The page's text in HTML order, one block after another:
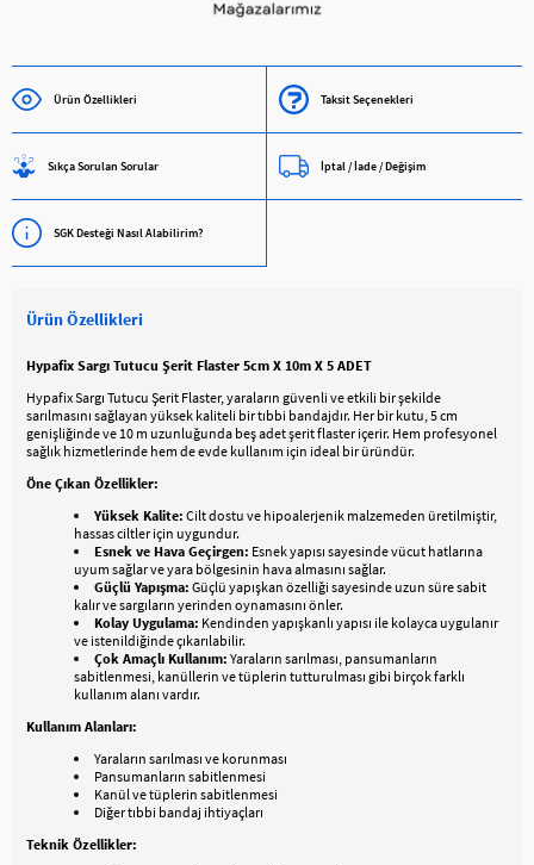
Ürün Özellikleri Taksit Seçenekleri
Sıkça Sorulan Sorular İptal / İade / Değişim
SGK Desteği Nasıl Alabilirim?
Ürün Özellikleri
Hypafix Sargı Tutucu Şerit Flaster 5cm X 10m X 5 ADET
Hypafix Sargı Tutucu Şerit Flaster, yaraların güvenli ve etkili bir şekilde
sarılmasını sağlayan yüksek kaliteli bir tıbbi bandajdır. Her bir kutu, 5 cm
genişliğinde ve 10 m uzunluğunda beş adet şerit flaster içerir. Hem profesyonel
sağlık hizmetlerinde hem de evde kullanım için ideal bir üründür.
Öne Çıkan Özellikler:
Yüksek Kalite: Cilt dostu ve hipoalerjenik malzemeden üretilmiştir,
hassas ciltler için uygundur.
Esnek ve Hava Geçirgen: Esnek yapısı sayesinde vücut hatlarına
uyum sağlar ve yara bölgesinin hava almasını sağlar.
Güçlü Yapışma: Güçlü yapışkan özelliği sayesinde uzun süre sabit
kalır ve sargıların yerinden oynamasını önler.
Kolay Uygulama: Kendinden yapışkanlı yapısı ile kolayca uygulanır
ve istenildiğinde çıkarılabilir.
Çok Amaçlı Kullanım: Yaraların sarılması, pansumanların
sabitlenmesi, kanüllerin ve tüplerin tutturulması gibi birçok farklı
kullanım alanı vardır.
Kullanım Alanları:
Yaraların sarılması ve korunması
Pansumanların sabitlenmesi
Kanül ve tüplerin sabitlenmesi
Diğer tıbbi bandaj ihtiyaçları
Teknik Özellikler: